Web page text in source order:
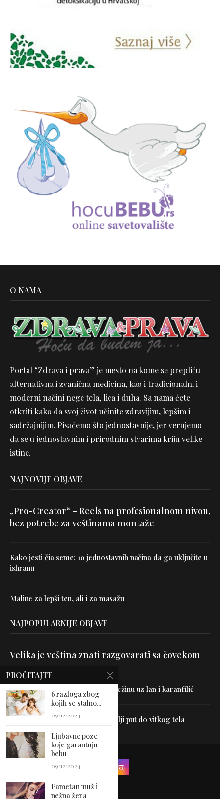
O NAMA
Portal “Zdrava i prava” je mesto na kome se prepliću
alternativna i zvanična medicina, kao i tradicionalni i
moderni načini nege tela, lica i duha. Sa nama ćete
otkriti kako da svoj život učinite zdravijim, lepšim i
sadržajnijim. Pisaćemo što jednostavnije, jer verujemo
da se u jednostavnim i prirodnim stvarima kriju velike
istine.
NAJNOVIJE OBJAVE
„Pro-Creator“ – Reels na profesionalnom nivou,
bez potrebe za veštinama montaže
Kako jesti čia seme: 10 jednostavnih načina da ga uključite u
ishranu
Maline za lepši ten, ali i za masažu
NAJPOPULARNIJE OBJAVE
Velika je veština znati razgovarati sa čovekom
Uništite parazite i normalizujte težinu uz lan i karanfilić
Dr Hajder: Akupunktura je najbolji put do vitkog tela
PROČITAJTE
6 razloga zbog
kojih se stalno...
09/12/2024
Ljubavne poze
koje garantuju
bebu
09/12/2024
Pametan muž i
nežna žena